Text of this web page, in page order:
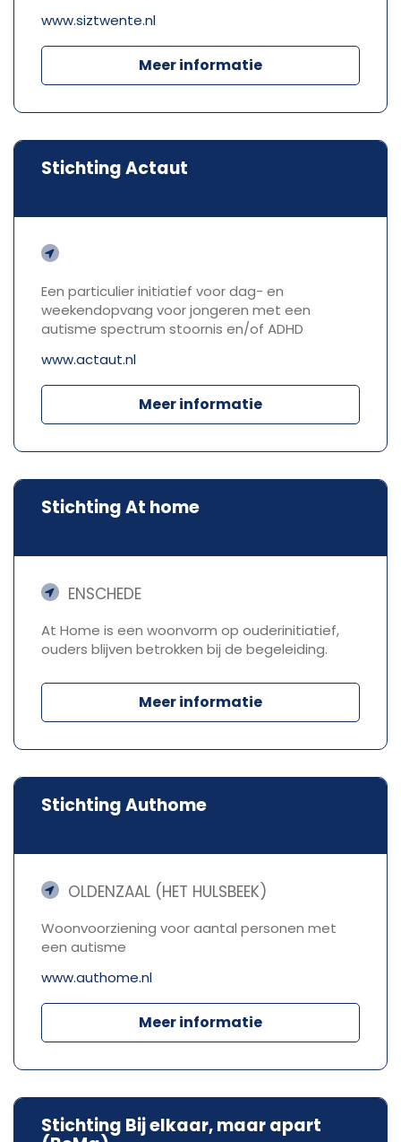
www.siztwente.nl
Meer informatie
Stichting Actaut
Een particulier initiatief voor dag- en
weekendopvang voor jongeren met een
autisme spectrum stoornis en/of ADHD
www.actaut.nl
Meer informatie
Stichting At home
ENSCHEDE
At Home is een woonvorm op ouderinitiatief,
ouders blijven betrokken bij de begeleiding.
Meer informatie
Stichting Authome
OLDENZAAL (HET HULSBEEK)
Woonvoorziening voor aantal personen met
een autisme
www.authome.nl
Meer informatie
Stichting Bij elkaar, maar apart